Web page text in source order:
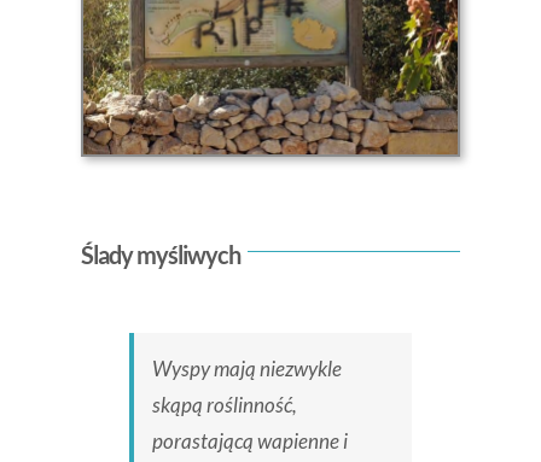
Ślady myśliwych
Wyspy mają niezwykle
skąpą roślinność,
porastającą wapienne i